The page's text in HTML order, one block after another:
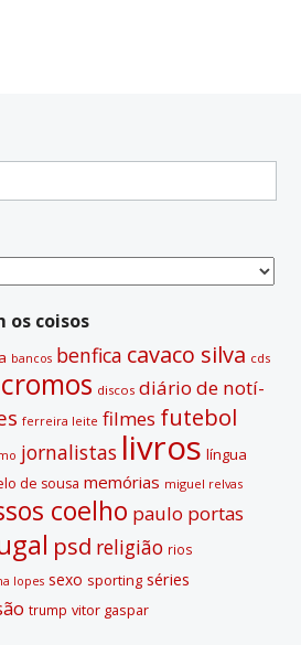
os coisos
bancos benfica cavaco silva cds
cromos discos diário de notí­
ferreira leite filmes futebol
jornalistas livros lí­ngua
de sousa memórias miguel relvas
coelho paulo portas
psd religião rios
lopes sexo sporting séries
trump vitor gaspar